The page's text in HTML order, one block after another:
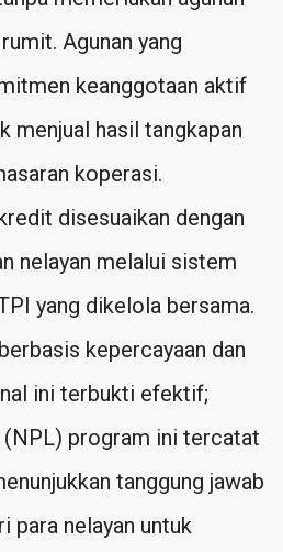
Agunan yang
keanggotaan aktif
menjual hasil tangkapan
koperasi.
disesuaikan dengan
nelayan melalui sistem
yang dikelola bersama.
kepercayaan dan
ini terbukti efektif;
program ini tercatat
tanggung jawab
para nelayan untuk